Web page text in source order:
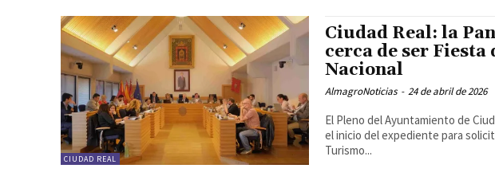
CIUDAD REAL
Ciudad Real: la
cerca de ser
Nacional
AlmagroNoticias - 24 de abril de 2026
El Pleno del Ayuntamiento de
el inicio del expediente para
Turismo...